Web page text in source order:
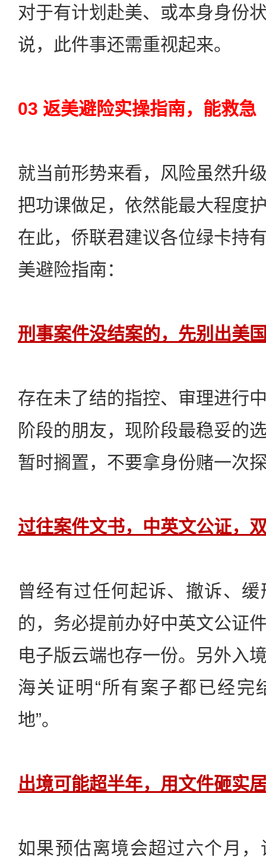
对于有计划赴美、或本身身份
说，此件事还需重视起来。
03 返美避险实操指南，能救急
就当前形势来看，风险虽然升
把功课做足，依然能最大程度
在此，侨联君建议各位绿卡持
美避险指南：
刑事案件没结案的，先别出美
存在未了结的指控、审理进行
阶段的朋友，现阶段最稳妥的
暂时搁置，不要拿身份赌一次
过往案件文书，中英文公证，
曾经有过任何起诉、撤诉、
的，务必提前办好中英文公证
电子版云端也存一份。另外入
海关证明“所有案子都已经完
地”。
出境可能超半年，用文件砸实
如果预估离境会超过六个月